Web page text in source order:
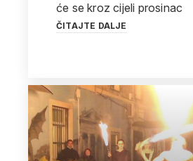
će se kroz cijeli prosinac
ČITAJTE DALJE